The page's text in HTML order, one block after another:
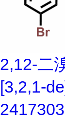
2,12-二
[3,2,1-